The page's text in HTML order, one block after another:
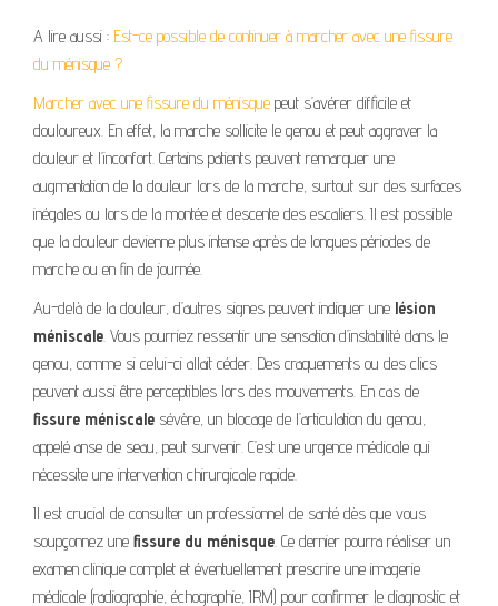
A lire aussi : Est-ce possible de continuer à marcher avec une fissure
du ménisque ?
Marcher avec une fissure du ménisque peut s’avérer difficile et
douloureux. En effet, la marche sollicite le genou et peut aggraver la
douleur et l’inconfort. Certains patients peuvent remarquer une
augmentation de la douleur lors de la marche, surtout sur des surfaces
inégales ou lors de la montée et descente des escaliers. Il est possible
que la douleur devienne plus intense après de longues périodes de
marche ou en fin de journée.
Au-delà de la douleur, d’autres signes peuvent indiquer une lésion
méniscale. Vous pourriez ressentir une sensation d’instabilité dans le
genou, comme si celui-ci allait céder. Des craquements ou des clics
peuvent aussi être perceptibles lors des mouvements. En cas de
fissure méniscale sévère, un blocage de l’articulation du genou,
appelé anse de seau, peut survenir. C’est une urgence médicale qui
nécessite une intervention chirurgicale rapide.
Il est crucial de consulter un professionnel de santé dès que vous
soupçonnez une fissure du ménisque. Ce dernier pourra réaliser un
examen clinique complet et éventuellement prescrire une imagerie
médicale (radiographie, échographie, IRM) pour confirmer le diagnostic et